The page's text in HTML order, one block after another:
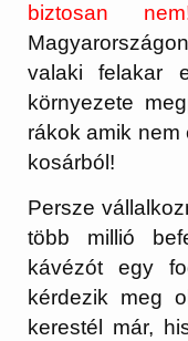
biztosan
valaki felakar
környezete
rákok amik nem
kosárból!
Persze
több millió
kávézót egy
kérdezik meg
kerestél már,